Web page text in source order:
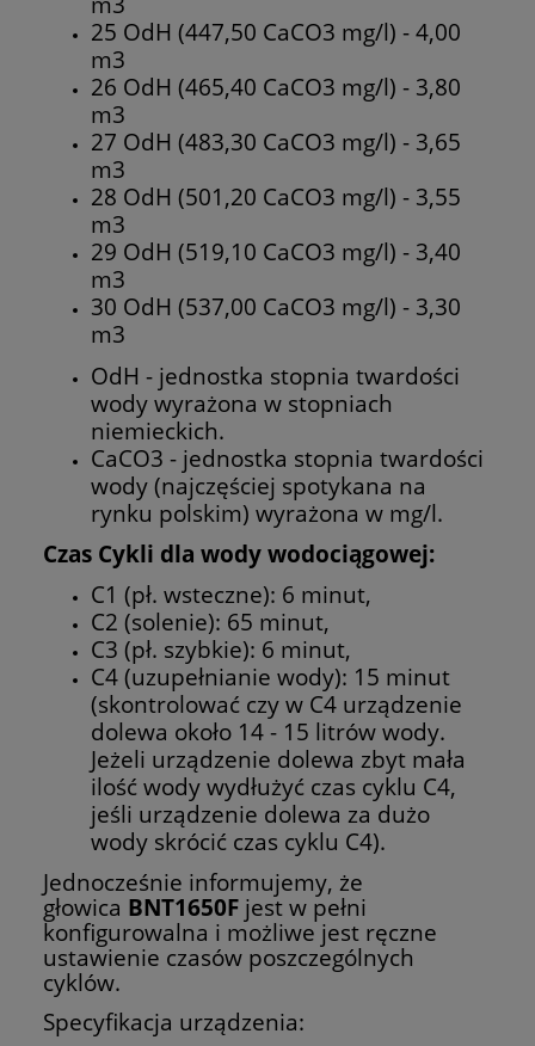
25 OdH (447,50 CaCO3 mg/l) - 4,00
m3
26 OdH (465,40 CaCO3 mg/l) - 3,80
m3
27 OdH (483,30 CaCO3 mg/l) - 3,65
m3
28 OdH (501,20 CaCO3 mg/l) - 3,55
m3
29 OdH (519,10 CaCO3 mg/l) - 3,40
m3
30 OdH (537,00 CaCO3 mg/l) - 3,30
m3
OdH - jednostka stopnia twardości
wody wyrażona w stopniach
niemieckich.
CaCO3 - jednostka stopnia twardości
wody (najczęściej spotykana na
rynku polskim) wyrażona w mg/l.
Czas Cykli dla wody wodociągowej:
C1 (pł. wsteczne): 6 minut,
C2 (solenie): 65 minut,
C3 (pł. szybkie): 6 minut,
C4 (uzupełnianie wody): 15 minut
(skontrolować czy w C4 urządzenie
dolewa około 14 - 15 litrów wody.
Jeżeli urządzenie dolewa zbyt mała
ilość wody wydłużyć czas cyklu C4,
jeśli urządzenie dolewa za dużo
wody skrócić czas cyklu C4).
Jednocześnie informujemy, że
głowica BNT1650F jest w pełni
konfigurowalna i możliwe jest ręczne
ustawienie czasów poszczególnych
cyklów.
Specyfikacja urządzenia: